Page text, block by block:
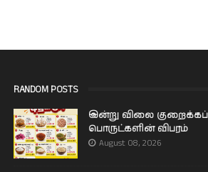
RANDOM POSTS
இன்று விலை
பொருட்களின் விபரம்
August 08, 2026